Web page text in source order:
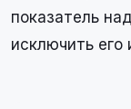
показатель
исключить его